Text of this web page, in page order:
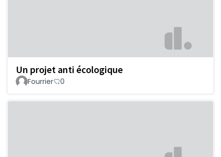
Un projet anti écologique
Fourrier 0